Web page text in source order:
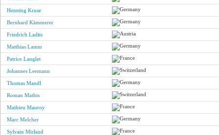
Henning Kruse
Bernhard Kämmerer
Friedrich Ladits
Matthias Lamm
Patrice Langlet
Johannes Leemann
Thomas Mandl
Roman Mathis
Mathieu Mauroy
Marc Melcher
Sylvain Mirlaud